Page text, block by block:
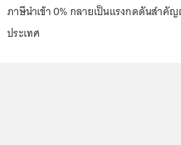
ภาษีนำเข้า 0% กลายเป็นแรงกดดันสำคั
ประเทศ